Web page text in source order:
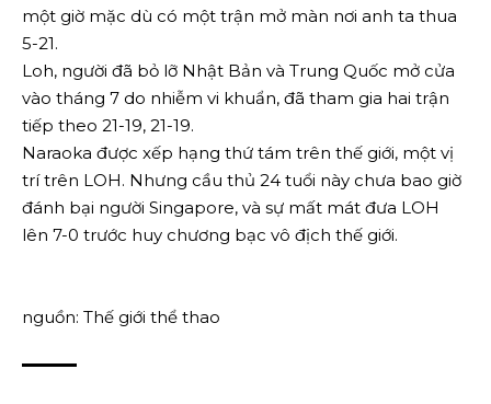
một giờ mặc dù có một trận mở màn nơi anh ta thua
5-21.
Loh, người đã bỏ lỡ Nhật Bản và Trung Quốc mở cửa
vào tháng 7 do nhiễm vi khuẩn, đã tham gia hai trận
tiếp theo 21-19, 21-19.
Naraoka được xếp hạng thứ tám trên thế giới, một vị
trí trên LOH. Nhưng cầu thủ 24 tuổi này chưa bao giờ
đánh bại người Singapore, và sự mất mát đưa LOH
lên 7-0 trước huy chương bạc vô địch thế giới.
nguồn: Thế giới thể thao